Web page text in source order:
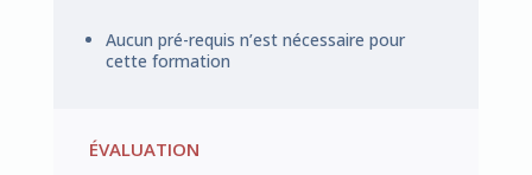
Aucun pré-requis n’est nécessaire pour
cette formation
ÉVALUATION